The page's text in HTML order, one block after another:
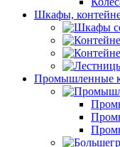
Шкафы,
Промышленные